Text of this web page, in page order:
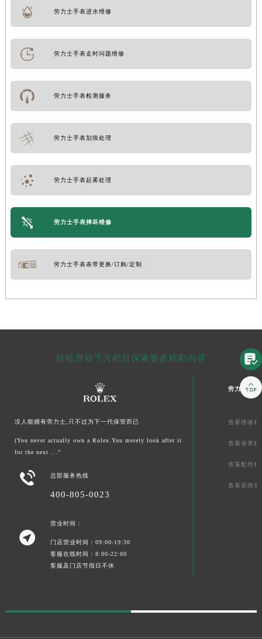
劳力士手表进水维修
劳力士手表走时问题维修
劳力士手表检测服务
劳力士手表划痕处理
劳力士手表起雾处理
劳力士手表摔坏维修
劳力士手表表带更换/订购/定制
轻轻滑动下方栏目探索更多精彩内容
没人能拥有劳力士,只不过为下一代保管而已
(You never actually own a Rolex.You merely look after it
for the next ...”
 总部服务热线
400-805-0023

营业时间：
门店营业时间：09:00-19:30
客服在线时间：8:00-22:00
客服及门店节假日不休
劳力士文章
查看维修相
查看保养相
查看配件相
查看新闻资

